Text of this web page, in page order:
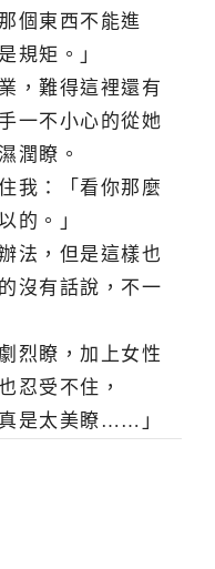
個東西不能進
規矩。」
，難得這裡還有
一不小心的從她
潤瞭。
我：「看你那麼
的。」
法，但是這樣也
沒有話說，不一
烈瞭，加上女性
忍受不住，
是太美瞭……」